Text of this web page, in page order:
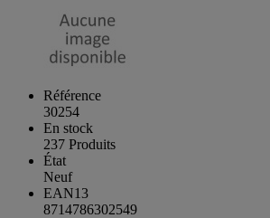
Référence
30254
En stock
237 Produits
État
Neuf
EAN13
8714786302549